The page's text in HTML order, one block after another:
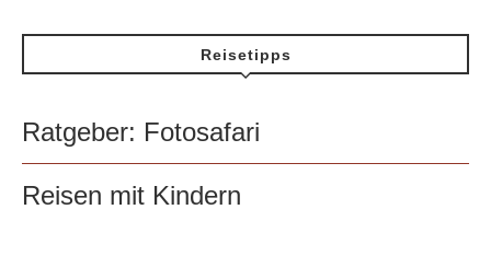
Reisetipps
Ratgeber: Fotosafari
Reisen mit Kindern